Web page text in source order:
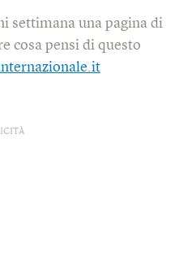
settimana una pagina di
cosa pensi di questo